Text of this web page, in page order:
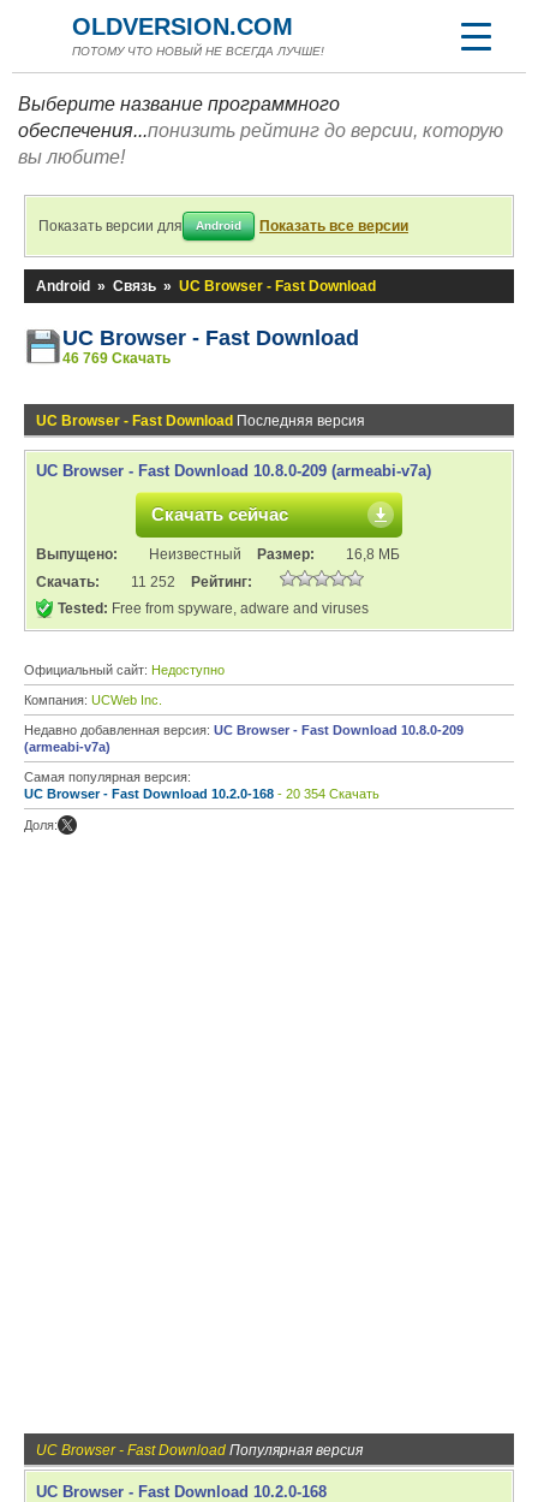
OLDVERSION.COM
ПОТОМУ ЧТО НОВЫЙ НЕ ВСЕГДА ЛУЧШЕ!
Выберите название программного
обеспечения...понизить рейтинг до версии, которую
вы любите!
Показать версии для Android Показать все версии
Android » Связь » UC Browser - Fast Download
UC Browser - Fast Download
46 769 Скачать
UC Browser - Fast Download Последняя версия
UC Browser - Fast Download 10.8.0-209 (armeabi-v7a)
Скачать сейчас
Выпущено: Неизвестный Размер:
16,8 МБ
Скачать:
11 252
Рейтинг:
Tested: Free from spyware, adware and viruses
Официальный сайт: Недоступно
Компания: UCWeb Inc.
Недавно добавленная версия: UC Browser - Fast Download 10.8.0-209
(armeabi-v7a)
Самая популярная версия:
UC Browser - Fast Download 10.2.0-168 - 20 354 Скачать
Доля:
UC Browser - Fast Download Популярная версия
UC Browser - Fast Download 10.2.0-168